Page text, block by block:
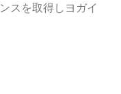
スを取得しヨガイ